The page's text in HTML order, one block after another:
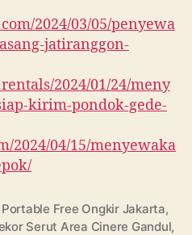
2024/03/05/penyewa
jatiranggon-
2024/01/24/meny
kirim-pondok-gede-
2024/04/15/menyewaka
Free Ongkir Jakarta,
Serut Area Cinere Gandul,